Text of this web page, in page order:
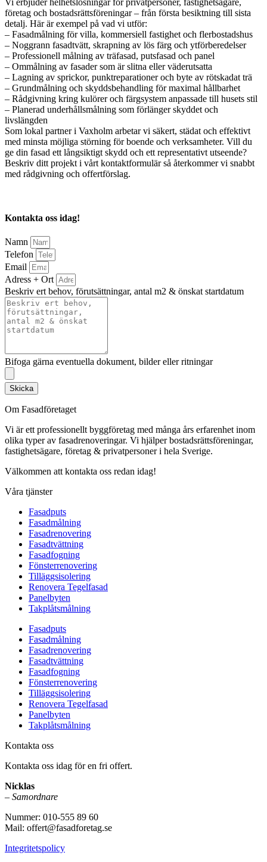
Vi erbjuder helhetslösningar för privatpersoner, fastighetsägare,
företag och bostadsrättsföreningar – från första besiktning till sista
detalj. Här är exempel på vad vi utför:
– Fasadmålning för villa, kommersiell fastighet och flerbostadshus
– Noggrann fasadtvätt, skrapning av lös färg och ytförberedelser
– Professionell målning av träfasad, putsfasad och panel
– Ommålning av fasader som är slitna eller väderutsatta
– Lagning av sprickor, punktreparationer och byte av rötskadat trä
– Grundmålning och skyddsbehandling för maximal hållbarhet
– Rådgivning kring kulörer och färgsystem anpassade till husets stil
– Planerad underhållsmålning som förlänger skyddet och
livslängden
Som lokal partner i Vaxholm arbetar vi säkert, städat och effektivt
med minsta möjliga störning för boende och verksamheter. Vill du
ge din fasad ett långsiktigt skydd och ett representativt utseende?
Beskriv ditt projekt i vårt kontaktformulär så återkommer vi snabbt
med rådgivning och offertförslag.
Kontakta oss idag!
Namn
Telefon
Email
Adress + Ort
Beskriv ert behov, förutsättningar, antal m2 & önskat startdatum
Bifoga gärna eventuella dokument, bilder eller ritningar
Skicka
Om Fasadföretaget
Vi är ett professionellt byggföretag med många års erfarenhet inom
olika typer av fasadrenoveringar. Vi hjälper bostadsrättsföreningar,
fastighetsägare, företag & privatpersoner i hela Sverige.
Välkommen att kontakta oss redan idag!
Våra tjänster
Fasadputs
Fasadmålning
Fasadrenovering
Fasadtvättning
Fasadfogning
Fönsterrenovering
Tilläggsisolering
Renovera Tegelfasad
Panelbyten
Takplåtsmålning
Fasadputs
Fasadmålning
Fasadrenovering
Fasadtvättning
Fasadfogning
Fönsterrenovering
Tilläggsisolering
Renovera Tegelfasad
Panelbyten
Takplåtsmålning
Kontakta oss
Kontakta oss idag för en fri offert.
Nicklas
– Samordnare
Nummer: 010-555 89 60
Mail: offert@fasadforetag.se
Integritetspolicy